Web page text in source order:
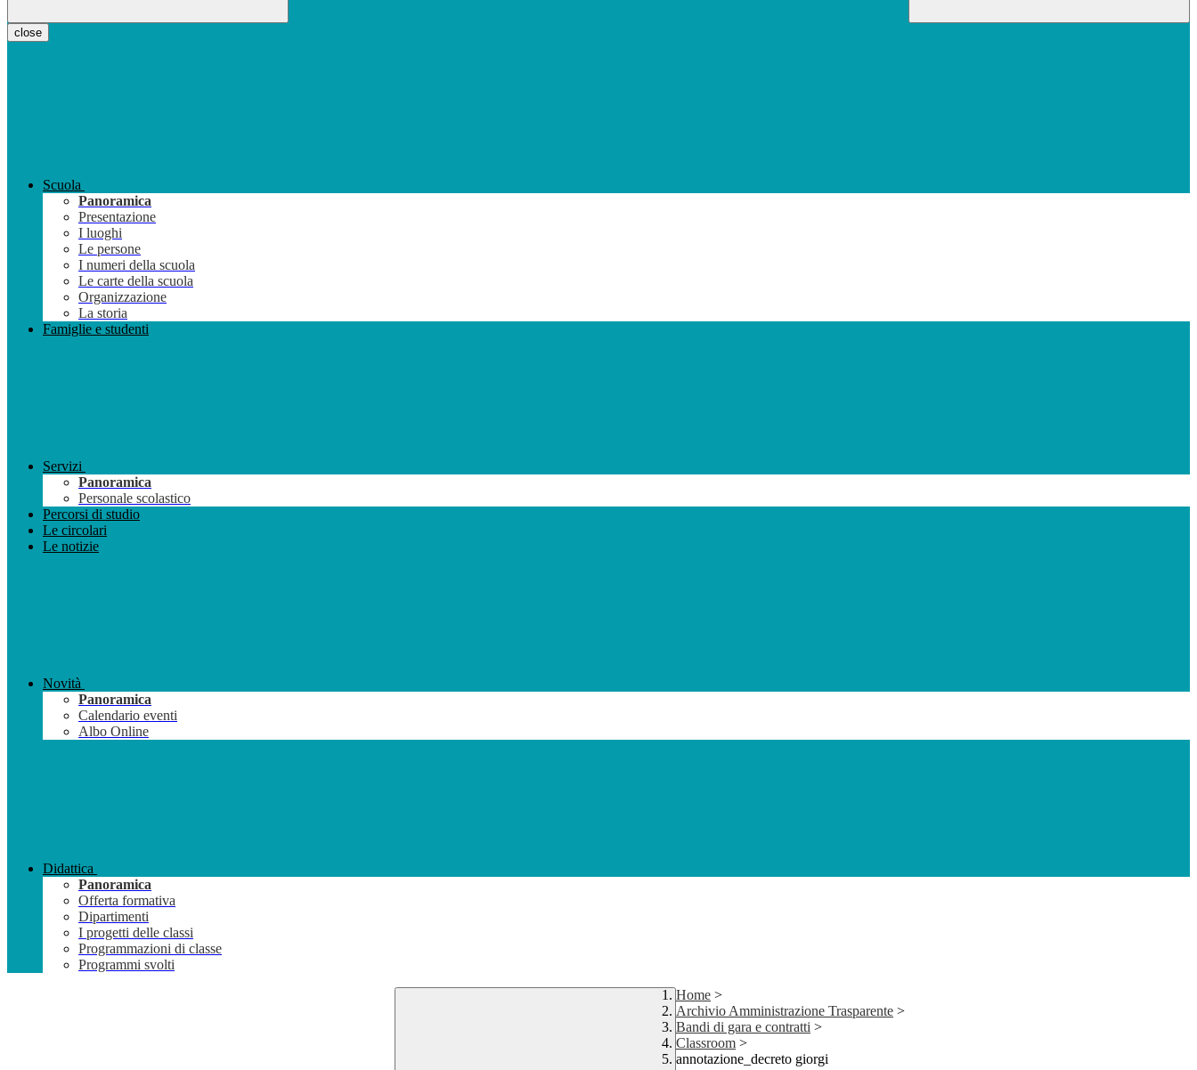
close
Scuola
Panoramica
Presentazione
I luoghi
Le persone
I numeri della scuola
Le carte della scuola
Organizzazione
La storia
Famiglie e studenti
Servizi
Panoramica
Personale scolastico
Percorsi di studio
Le circolari
Le notizie
Novità
Panoramica
Calendario eventi
Albo Online
Didattica
Panoramica
Offerta formativa
Dipartimenti
I progetti delle classi
Programmazioni di classe
Programmi svolti
Home >
Archivio Amministrazione Trasparente >
Bandi di gara e contratti >
Classroom >
annotazione_decreto giorgi